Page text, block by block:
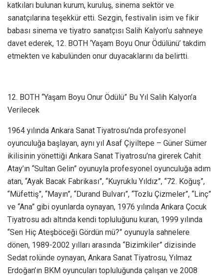
katkıları bulunan kurum, kuruluş, sinema sektör ve
sanatçılarına teşekkür etti. Sezgin, festivalin isim ve fikir
babası sinema ve tiyatro sanatçısı Salih Kalyon’u sahneye
davet ederek, 12. BOTH ‘Yaşam Boyu Onur Ödülünü’ takdim
etmekten ve kabulünden onur duyacaklarını da belirtti.
12. BOTH “Yaşam Boyu Onur Ödülü” Bu Yıl Salih Kalyon’a
Verilecek
1964 yılında Ankara Sanat Tiyatrosu’nda profesyonel
oyunculuğa başlayan, aynı yıl Asaf Çiyiltepe – Güner Sümer
ikilisinin yönettiği Ankara Sanat Tiyatrosu’na girerek Cahit
Atay’ın “Sultan Gelin” oyunuyla profesyonel oyunculuğa adım
atan, “Ayak Bacak Fabrikası”, “Kuyruklu Yıldız”, “72. Koğuş”,
“Müfettiş”, “Mayın”, “Durand Bulvarı”, “Tozlu Çizmeler”, “Linç”
ve “Ana” gibi oyunlarda oynayan, 1976 yılında Ankara Çocuk
Tiyatrosu adı altında kendi topluluğunu kuran, 1999 yılında
“Sen Hiç Ateşböceği Gördün mü?” oyunuyla sahnelere
dönen, 1989-2002 yılları arasında “Bizimkiler” dizisinde
Sedat rolünde oynayan, Ankara Sanat Tiyatrosu, Yılmaz
Erdoğan’ın BKM oyuncuları topluluğunda çalışan ve 2008